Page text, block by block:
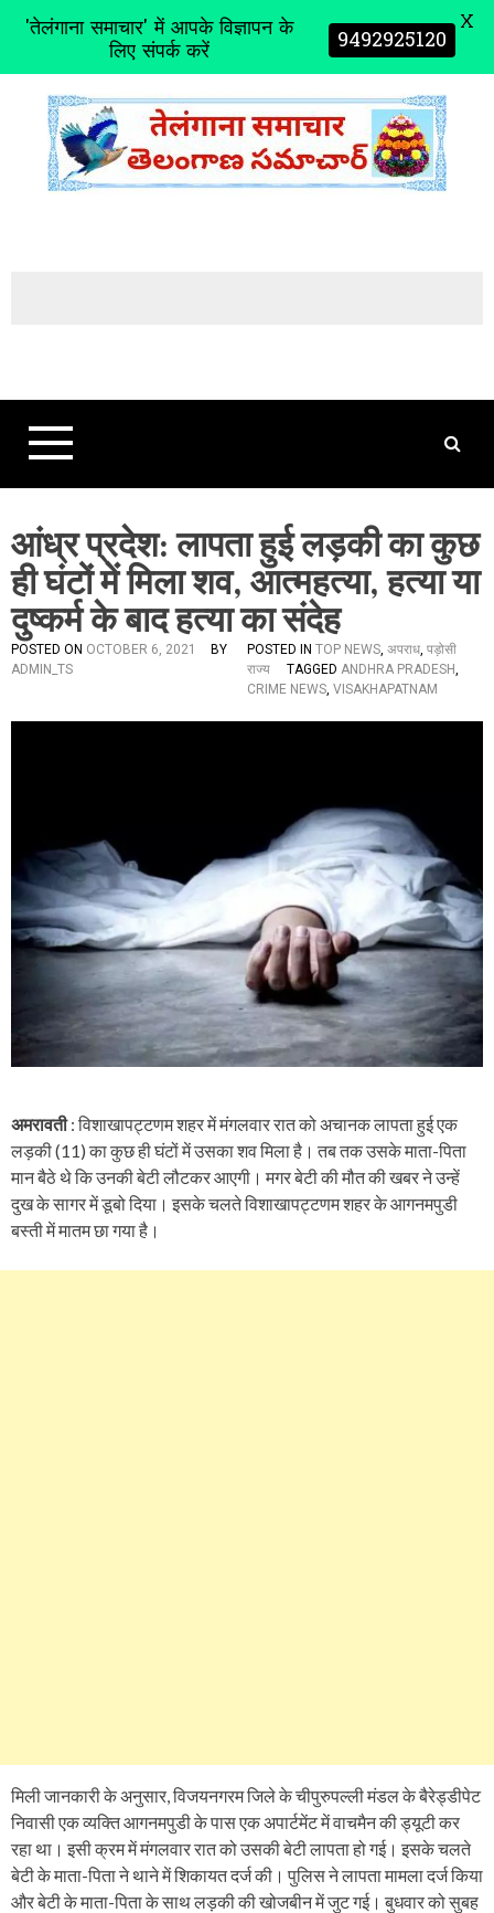
t
आंध्र प्रदेश: लापता हुई लड़की का कुछ
ही घंटों में मिला शव, आत्महत्या, हत्या या
दुष्कर्म के बाद हत्या का संदेह
POSTED ON OCTOBER 6, 2021
BY
ADMIN_TS
POSTED IN TOP NEWS, अपराध, पड़ोसी
राज्य
TAGGED ANDHRA PRADESH,
CRIME NEWS, VISAKHAPATNAM
अमरावती: विशाखापट्टणम शहर में मंगलवार रात को अचानक लापता हुई एक
लड़की (11) का कुछ ही घंटों में उसका शव मिला है। तब तक उसके माता-पिता
मान बैठे थे कि उनकी बेटी लौटकर आएगी। मगर बेटी की मौत की खबर ने उन्हें
दुख के सागर में डूबो दिया। इसके चलते विशाखापट्टणम शहर के आगनमपुडी
बस्ती में मातम छा गया है।
मिली जानकारी के अनुसार, विजयनगरम जिले के चीपुरुपल्ली मंडल के बैरेड्डीपेट
निवासी एक व्यक्ति आगनमपुडी के पास एक अपार्टमेंट में वाचमैन की ड्यूटी कर
रहा था। इसी क्रम में मंगलवार रात को उसकी बेटी लापता हो गई। इसके चलते
बेटी के माता-पिता ने थाने में शिकायत दर्ज की। पुलिस ने लापता मामला दर्ज किया
और बेटी के माता-पिता के साथ लड़की की खोजबीन में जुट गई। बुधवार को सुबह
'तेलंगाना समाचार' में आपके विज्ञापन के
लिए संपर्क करें 9492925120 X